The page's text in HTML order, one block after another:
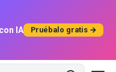
IA Pruébalo gratis →